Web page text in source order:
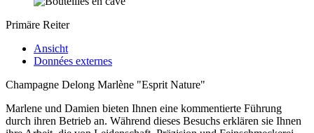
Primäre Reiter
Ansicht
Données externes
Champagne Delong Marlène "Esprit Nature"
Marlene und Damien bieten Ihnen eine kommentierte Führung
durch ihren Betrieb an. Während dieses Besuchs erklären sie Ihnen